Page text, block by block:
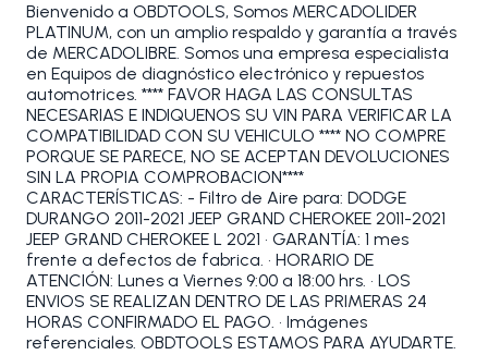
Bienvenido a OBDTOOLS, Somos MERCADOLIDER
PLATINUM, con un amplio respaldo y garantía a través
de MERCADOLIBRE. Somos una empresa especialista
en Equipos de diagnóstico electrónico y repuestos
automotrices. **** FAVOR HAGA LAS CONSULTAS
NECESARIAS E INDIQUENOS SU VIN PARA VERIFICAR LA
COMPATIBILIDAD CON SU VEHICULO **** NO COMPRE
PORQUE SE PARECE, NO SE ACEPTAN DEVOLUCIONES
SIN LA PROPIA COMPROBACION****
CARACTERÍSTICAS: - Filtro de Aire para: DODGE
DURANGO 2011-2021 JEEP GRAND CHEROKEE 2011-2021
JEEP GRAND CHEROKEE L 2021 • GARANTÍA: 1 mes
frente a defectos de fabrica. • HORARIO DE
ATENCIÓN: Lunes a Viernes 9:00 a 18:00 hrs. • LOS
ENVIOS SE REALIZAN DENTRO DE LAS PRIMERAS 24
HORAS CONFIRMADO EL PAGO. • Imágenes
referenciales. OBDTOOLS ESTAMOS PARA AYUDARTE.